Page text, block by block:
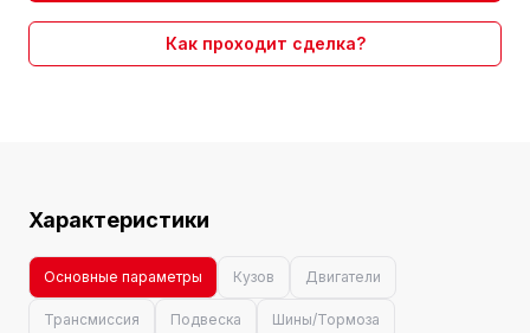
Как проходит сделка?
Характеристики
Основные параметры Кузов Двигатели
Трансмиссия Подвеска Шины/Тормоза